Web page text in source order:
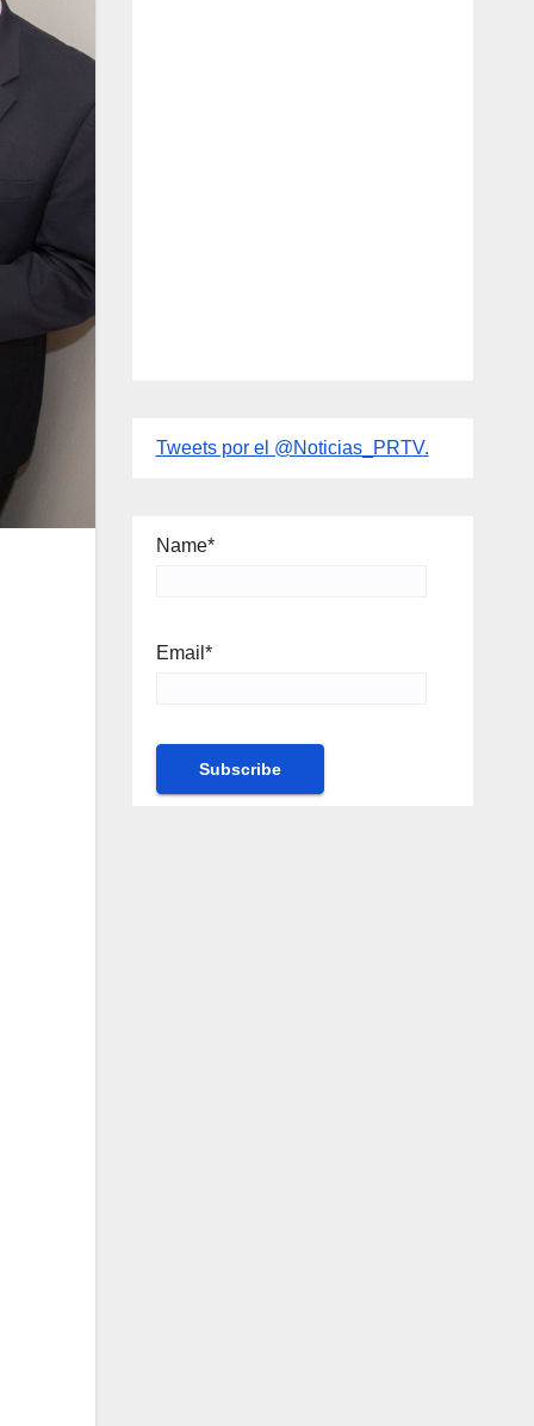
Tweets por el @Noticias_PRTV.
Name*
Email*